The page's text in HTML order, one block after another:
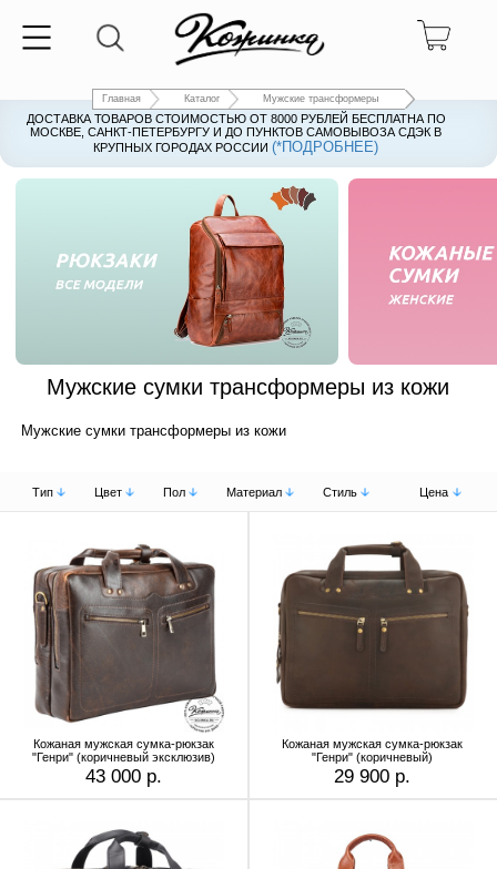
Главная Каталог Мужские трансформеры
ДОСТАВКА ТОВАРОВ СТОИМОСТЬЮ ОТ 8000 РУБЛЕЙ БЕСПЛАТНА ПО
МОСКВЕ, САНКТ-ПЕТЕРБУРГУ И ДО ПУНКТОВ САМОВЫВОЗА СДЭК В
КРУПНЫХ ГОРОДАХ РОССИИ(*ПОДРОБНЕЕ)
ДОСТАВКА ТОВАРОВ СТОИМОСТЬЮ ОТ 8000 РУБЛЕЙ БЕСПЛАТНА ПО
МОСКВЕ, САНКТ-ПЕТЕРБУРГУ И ДО ПУНКТОВ САМОВЫВОЗА СДЭК В
КРУПНЫХ ГОРОДАХ РОССИИ(*ПОДРОБНЕЕ)
Женские кожаные
Мужские сумки трансформеры из кожи
Мужские сумки трансформеры из кожи
Тип Цвет Пол Материал Стиль Цена
Кожаная мужская сумка-рюкзак
"Генри" (коричневый эксклюзив)
43 000 р.
Кожаная мужская сумка-рюкзак
"Генри" (коричневый)
29 900 р.